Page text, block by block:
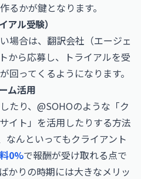
るかが鍵となります。
アル受験）
場合は、翻訳会社（エージェ
から応募し、トライアルを受
回ってくるようになります。
ム活用
たり、@SOHOのような「ク
イト」を活用したりする方法
なんといってもクライアント
0%で報酬が受け取れる点で
かりの時期には大きなメリッ